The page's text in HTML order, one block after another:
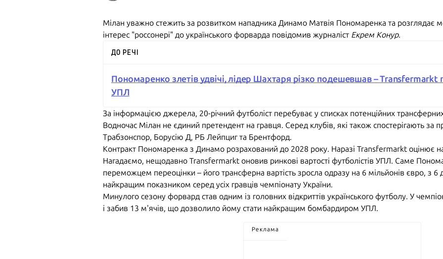
Мілан уважно стежить за розвитком нападника Динамо Матвія Пономаренка та розглядає
інтерес "россонері" до українського форварда повідомив журналіст Екрем Конур.
ДО РЕЧІ
Пономаренко злетів удвічі, лідер Шахтаря різко подешевшав – Transfermarkt
УПЛ
За інформацією джерела, 20-річний футболіст перебуває у списках потенційних трансферних
Водночас Мілан не єдиний претендент на гравця. Серед клубів, які також спостерігають за
Трабзонспор, Борусію Д, РБ Лейпциг та Брентфорд.
Контракт Пономаренка з Динамо розрахований до 2028 року. Наразі Transfermarkt оцінює
Нагадаємо, нещодавно Transfermarkt оновив ринкові вартості футболістів УПЛ. Саме
переможцем переоцінки – його трансферна вартість зросла одразу на 6 мільйонів євро, з 6
найкращим показником серед усіх гравців чемпіонату України.
Минулого сезону форвард став одним із головних відкриттів українського футболу. У
і забив 13 м'ячів, що дозволило йому стати найкращим бомбардиром УПЛ.
Реклама